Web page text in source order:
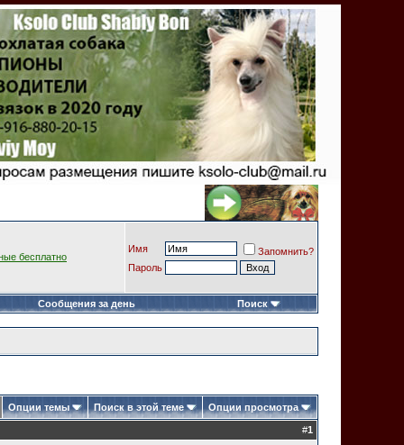
бесплатно
Имя
Запомнить?
Пароль
Сообщения за день Поиск
Опции темы Поиск в этой теме Опции просмотра
#1